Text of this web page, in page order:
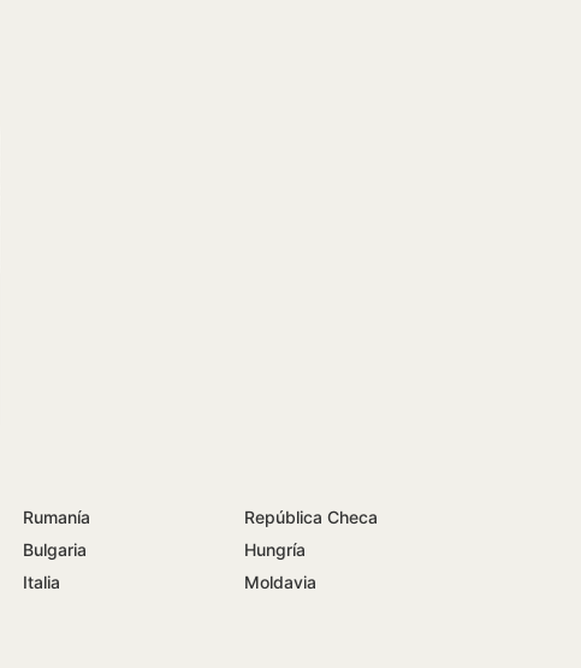
Rumanía
República Checa
Bulgaria
Hungría
Italia
Moldavia